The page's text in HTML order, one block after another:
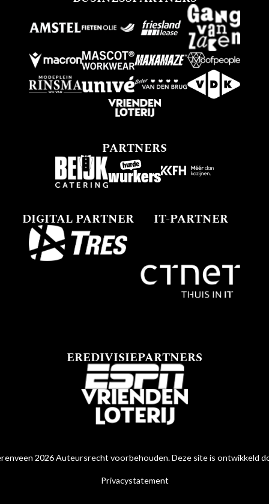
PARTNERS
DIGITAL PARTNER IT-PARTNER
EREDIVISIEPARTNERS
2026 Auteursrecht voorbehouden. Deze site is ontwikkeld
Privacystatement